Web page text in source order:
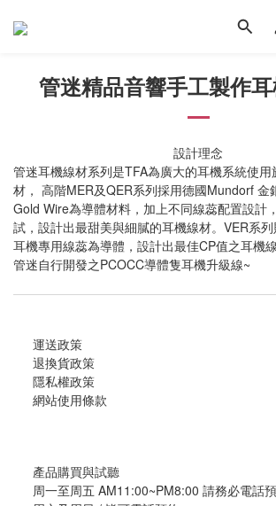
管迷精品音響手工製作
設計理念
管迷耳機線材系列是TFA為廣大的耳機系統使
材， 高階MER及QER系列採用德國Mundorf 金
Gold Wire為導體材料，加上不同線蕊配置設計
試，設計出最甜美與細膩的耳機線材。VER系
耳機專用線蕊為導體，設計出最佳CP值之耳機
管迷自行開發之PCOCC導體隻耳機升級線~
運送政策
退換貨政策
隱私權政策
網站使用條款
產品購買與試聽
周一至周五 AM11:00~PM8:00 請務必電話